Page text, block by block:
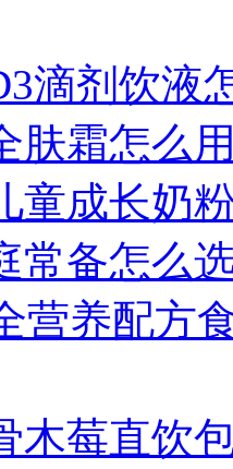
滴剂饮液
肤霜怎么
童成长奶
常备怎么
营养配方
木莓直饮